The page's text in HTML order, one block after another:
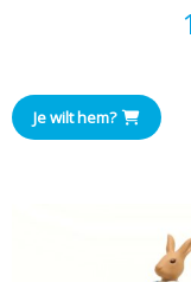
Je wilt hem?